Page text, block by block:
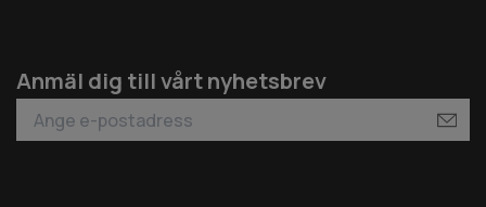
Anmäl dig till vårt nyhetsbrev